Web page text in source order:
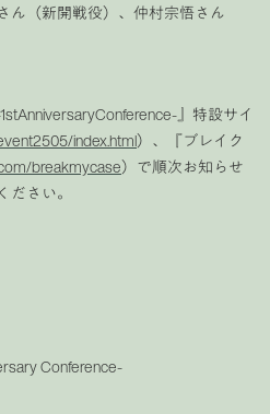
ん（新開戦役）、仲村宗悟さん
』特設サイ
index.html）、『ブレイク
breakmycase）で順次お知らせ
さい。
Conference-